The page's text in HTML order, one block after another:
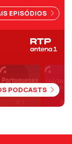
EPISÓDIOS
PODCASTS